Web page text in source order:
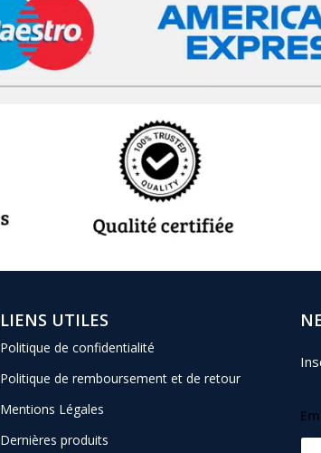
LIENS UTILES
Politique de confidentialité
Politique de remboursement et de retour
Mentions Légales
Dernières produits